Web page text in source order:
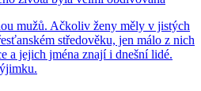
mužů. Ačkoliv ženy měly v jistých
středověku, jen málo z nich
a jejich jména znají i dnešní lidé.